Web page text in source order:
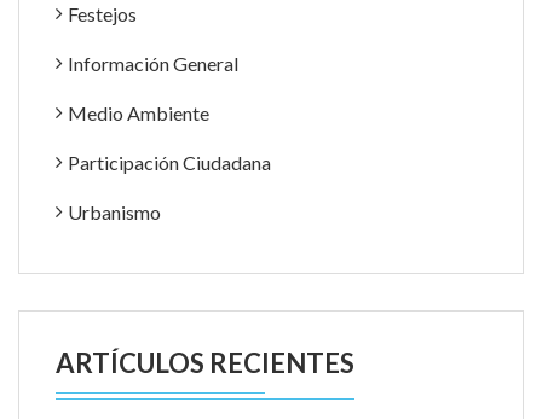
Festejos
Información General
Medio Ambiente
Participación Ciudadana
Urbanismo
ARTÍCULOS RECIENTES